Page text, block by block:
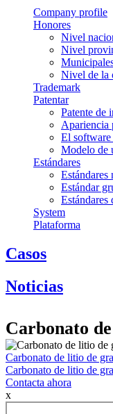
Company profile
Honores
Nivel
Nivel
Nivel de la
Trademark
Patentar
Patente de
Apariencia
El
Modelo de
Estándares
Estándares
Estándar
Estándares
System
Plataforma
Casos
Noticias
Carbonato
Carbonato de litio de
Carbonato de litio de
Contacta ahora
x